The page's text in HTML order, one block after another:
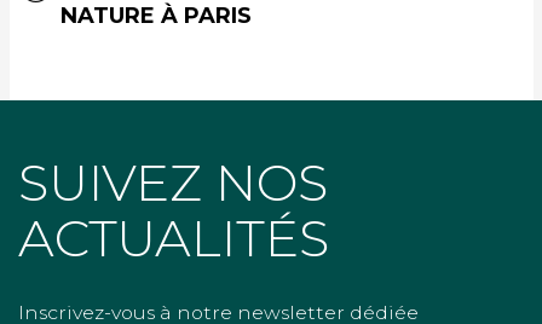
NATURE À PARIS
SUIVEZ NOS
ACTUALITÉS
Inscrivez-vous à notre newsletter dédiée